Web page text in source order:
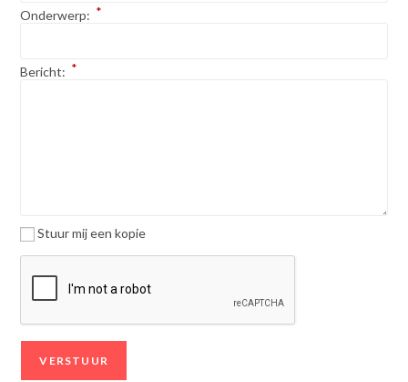
Onderwerp: *
Bericht: *
Stuur mij een kopie